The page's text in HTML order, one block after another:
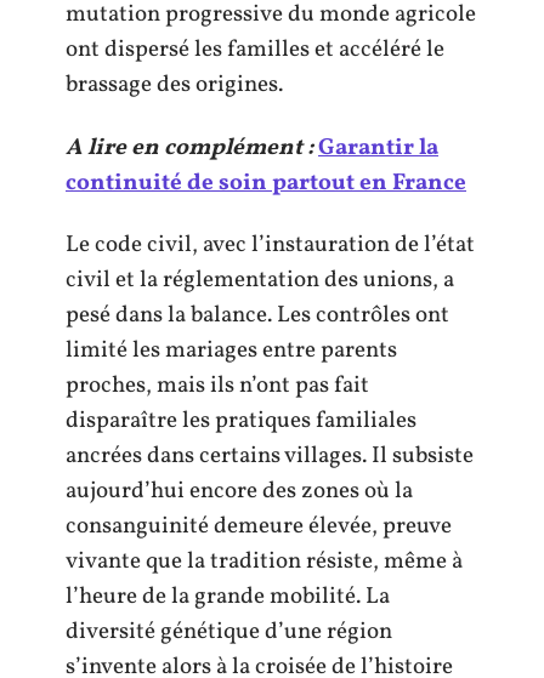
mutation progressive du monde agricole
ont dispersé les familles et accéléré le
brassage des origines.
A lire en complément :Garantir la
continuité de soin partout en France
Le code civil, avec l’instauration de l’état
civil et la réglementation des unions, a
pesé dans la balance. Les contrôles ont
limité les mariages entre parents
proches, mais ils n’ont pas fait
disparaître les pratiques familiales
ancrées dans certains villages. Il subsiste
aujourd’hui encore des zones où la
consanguinité demeure élevée, preuve
vivante que la tradition résiste, même à
l’heure de la grande mobilité. La
diversité génétique d’une région
s’invente alors à la croisée de l’histoire